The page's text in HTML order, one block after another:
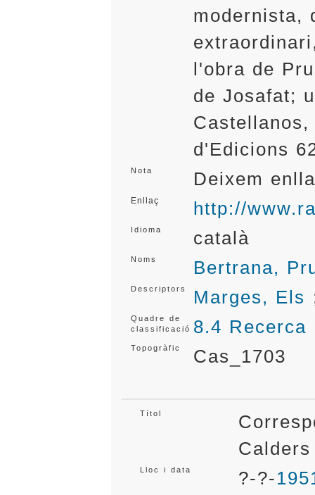
modernista,
l'obra de
de Josafat;
d'Edicions
Nota Deixem
Enllaç http://
Idioma català
Noms Bertrana,
Descriptors Marges, Els
Quadre de
classificació 8.4 Recerca
Topogràfic Cas_1703
Títol
Lloc i data ?-?-